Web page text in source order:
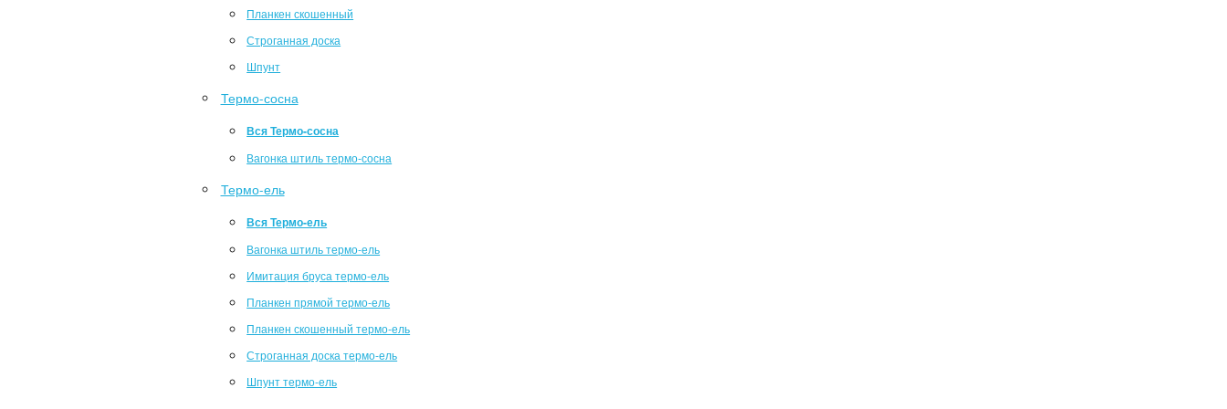
Планкен скошенный
Строганная доска
Шпунт
Термо-сосна
Вся Термо-сосна
Вагонка штиль термо-сосна
Термо-ель
Вся Термо-ель
Вагонка штиль термо-ель
Имитация бруса термо-ель
Планкен прямой термо-ель
Планкен скошенный термо-ель
Строганная доска термо-ель
Шпунт термо-ель